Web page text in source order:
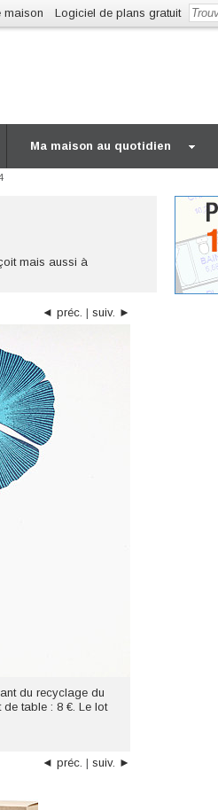
maison Logiciel de plans gratuit
Ma maison au quotidien
mais aussi à
◄ préc. | suiv. ►
du recyclage du
de table : 8 €. Le lot
◄ préc. | suiv. ►